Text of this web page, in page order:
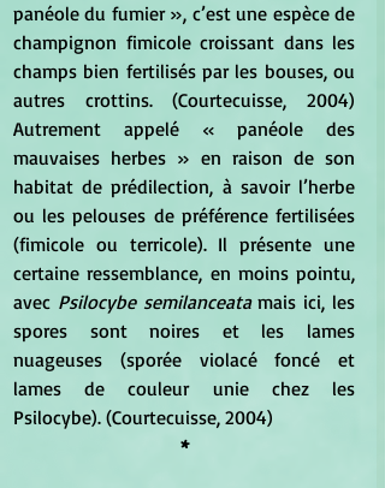
panéole du fumier », c’est une espèce de
champignon fimicole croissant dans les
champs bien fertilisés par les bouses, ou
autres crottins. (Courtecuisse, 2004)
Autrement appelé « panéole des
mauvaises herbes » en raison de son
habitat de prédilection, à savoir l’herbe
ou les pelouses de préférence fertilisées
(fimicole ou terricole). Il présente une
certaine ressemblance, en moins pointu,
avec Psilocybe semilanceata mais ici, les
spores sont noires et les lames
nuageuses (sporée violacé foncé et
lames de couleur unie chez les
Psilocybe). (Courtecuisse, 2004)
*